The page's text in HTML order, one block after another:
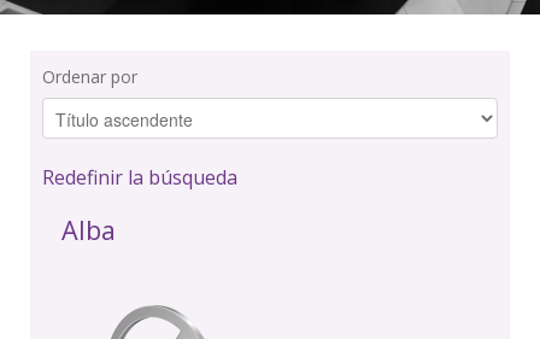
Ordenar por
Redefinir la búsqueda
Alba